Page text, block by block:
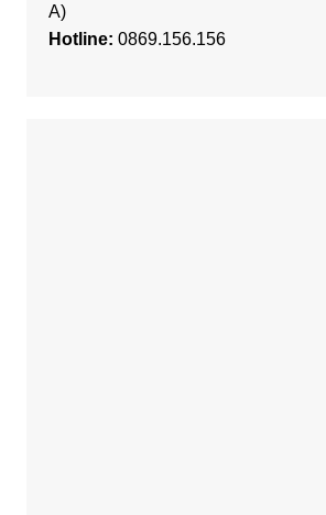
A)
Hotline: 0869.156.156